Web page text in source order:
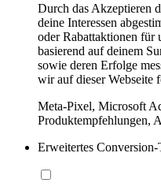
Durch das Akzeptieren
deine Interessen
oder Rabattaktionen für
basierend auf deinem
sowie deren Erfolge
wir auf dieser Webseite
Meta-Pixel, Microsoft
Produktempfehlungen,
Erweitertes